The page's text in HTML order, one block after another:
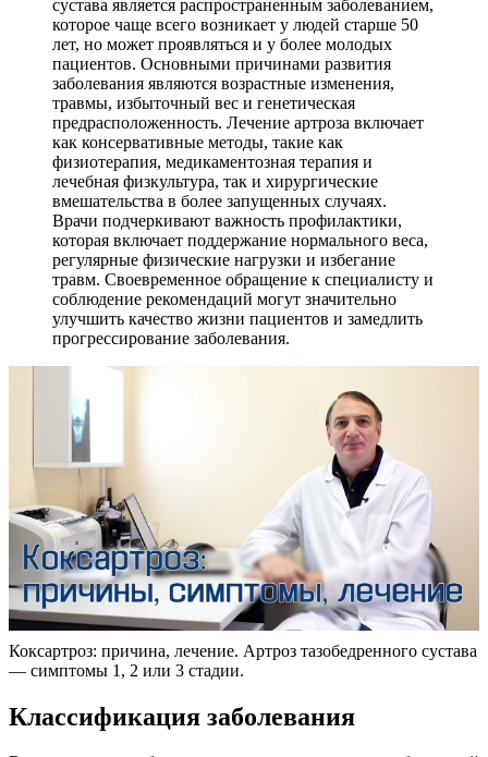
сустава является распространенным заболеванием,
которое чаще всего возникает у людей старше 50
лет, но может проявляться и у более молодых
пациентов. Основными причинами развития
заболевания являются возрастные изменения,
травмы, избыточный вес и генетическая
предрасположенность. Лечение артроза включает
как консервативные методы, такие как
физиотерапия, медикаментозная терапия и
лечебная физкультура, так и хирургические
вмешательства в более запущенных случаях.
Врачи подчеркивают важность профилактики,
которая включает поддержание нормального веса,
регулярные физические нагрузки и избегание
травм. Своевременное обращение к специалисту и
соблюдение рекомендаций могут значительно
улучшить качество жизни пациентов и замедлить
прогрессирование заболевания.
Коксартроз: причина, лечение. Артроз тазобедренного сустава
— симптомы 1, 2 или 3 стадии.
Классификация заболевания